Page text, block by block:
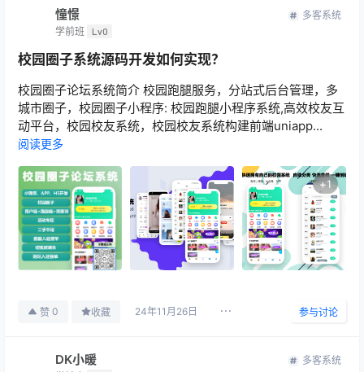
憧憬
学前班 Lv0
多客系统
校园圈子系统源码开发如何实现？
校园圈子论坛系统简介 校园跑腿服务，分站式后台管理，多
城市圈子，校园圈子小程序: 校园跑腿小程序系统,高效校友互
动平台，校园校友系统，校园校友系统构建前端uniapp...
阅读更多
+1
赞 0 收藏 24年11月26日 参与讨论
DK小暖 多客系统